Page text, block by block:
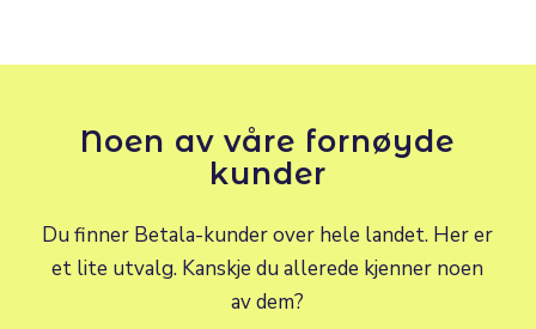
Noen av våre fornøyde
kunder
Du finner Betala-kunder over hele landet. Her er
et lite utvalg. Kanskje du allerede kjenner noen
av dem?